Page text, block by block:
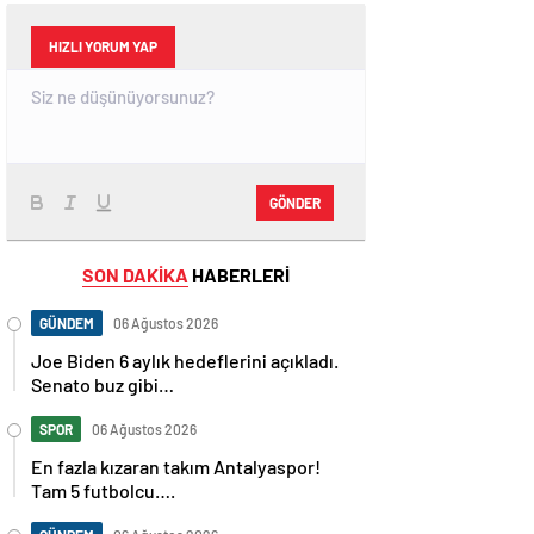
HIZLI YORUM YAP
GÖNDER
SON DAKİKA HABERLERİ
GÜNDEM 06 Ağustos 2026
Joe Biden 6 aylık hedeflerini açıkladı.
Senato buz gibi…
SPOR 06 Ağustos 2026
En fazla kızaran takım Antalyaspor!
Tam 5 futbolcu….